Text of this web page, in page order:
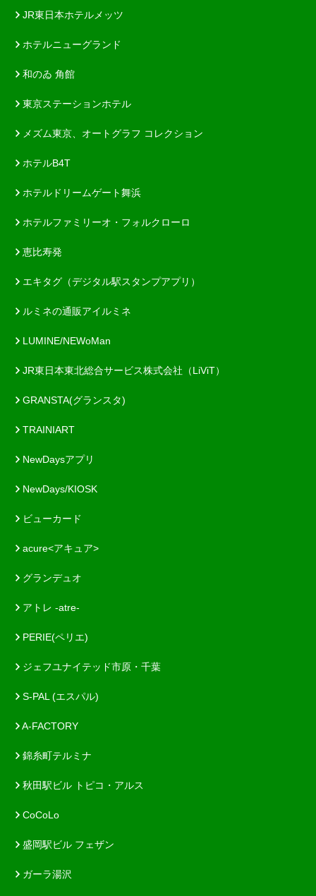
JR東日本ホテルメッツ
ホテルニューグランド
和のゐ 角館
東京ステーションホテル
メズム東京、オートグラフ コレクション
ホテルB4T
ホテルドリームゲート舞浜
ホテルファミリーオ・フォルクローロ
恵比寿発
エキタグ（デジタル駅スタンプアプリ）
ルミネの通販アイルミネ
LUMINE/NEWoMan
JR東日本東北総合サービス株式会社（LiViT）
GRANSTA(グランスタ)
TRAINIART
NewDaysアプリ
NewDays/KIOSK
ビューカード
acure<アキュア>
グランデュオ
アトレ -atre-
PERIE(ペリエ)
ジェフユナイテッド市原・千葉
S-PAL (エスパル)
A-FACTORY
錦糸町テルミナ
秋田駅ビル トピコ・アルス
CoCoLo
盛岡駅ビル フェザン
ガーラ湯沢